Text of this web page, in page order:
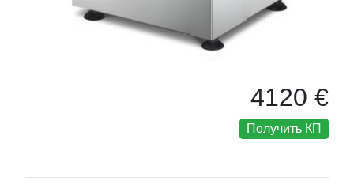
4120 €
Получить КП